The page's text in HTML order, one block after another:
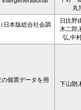
丸
日本版総合社会調
日比野
木二郎,
弘,中
個票データを用
下山朗,